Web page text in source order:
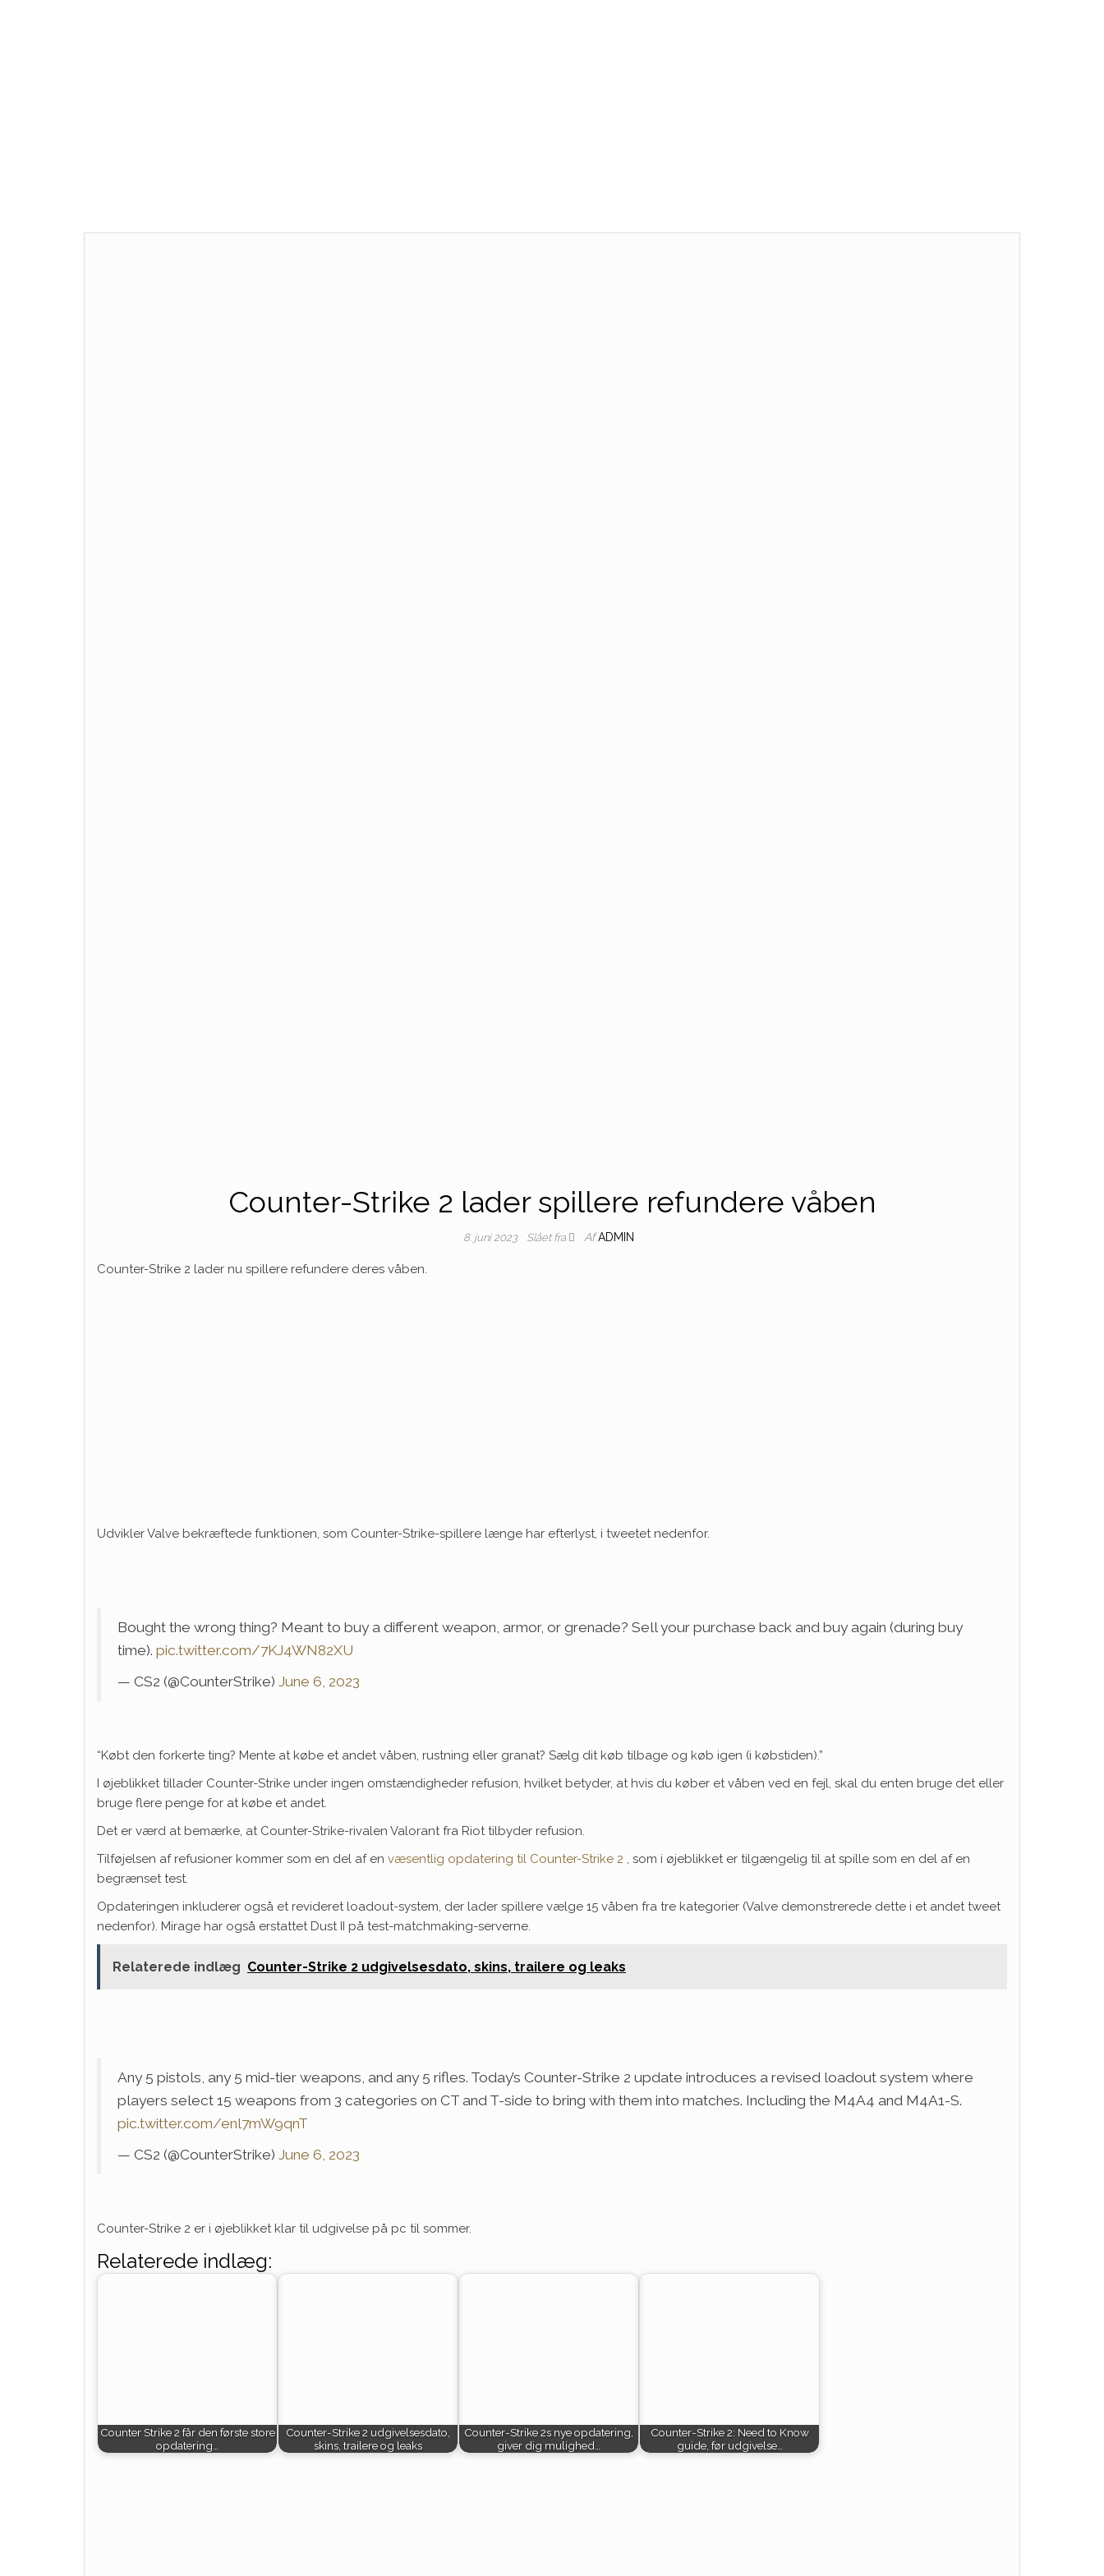
Counter-Strike 2 lader spillere refundere våben
8. juni 2023 Slået fra Af ADMIN
Counter-Strike 2 lader nu spillere refundere deres våben.
Udvikler Valve bekræftede funktionen, som Counter-Strike-spillere længe har efterlyst, i tweetet nedenfor.
Bought the wrong thing? Meant to buy a different weapon, armor, or grenade? Sell your purchase back and buy again (during buy
time). pic.twitter.com/7KJ4WN82XU
— CS2 (@CounterStrike) June 6, 2023
“Købt den forkerte ting? Mente at købe et andet våben, rustning eller granat? Sælg dit køb tilbage og køb igen (i købstiden).”
I øjeblikket tillader Counter-Strike under ingen omstændigheder refusion, hvilket betyder, at hvis du køber et våben ved en fejl, skal du enten bruge det eller
bruge flere penge for at købe et andet.
Det er værd at bemærke, at Counter-Strike-rivalen Valorant fra Riot tilbyder refusion.
Tilføjelsen af ​​refusioner kommer som en del af en væsentlig opdatering til Counter-Strike 2 , som i øjeblikket er tilgængelig til at spille som en del af en
begrænset test.
Opdateringen inkluderer også et revideret loadout-system, der lader spillere vælge 15 våben fra tre kategorier (Valve demonstrerede dette i et andet tweet
nedenfor). Mirage har også erstattet Dust II på test-matchmaking-serverne.
Relaterede indlæg Counter-Strike 2 udgivelsesdato, skins, trailere og leaks
Any 5 pistols, any 5 mid-tier weapons, and any 5 rifles. Today’s Counter-Strike 2 update introduces a revised loadout system where
players select 15 weapons from 3 categories on CT and T-side to bring with them into matches. Including the M4A4 and M4A1-S.
pic.twitter.com/enl7mW9qnT
— CS2 (@CounterStrike) June 6, 2023
Counter-Strike 2 er i øjeblikket klar til udgivelse på pc til sommer.
Relaterede indlæg:
Counter Strike 2 får den første store
opdatering…
Counter-Strike 2 udgivelsesdato,
skins, trailere og leaks
Counter-Strike 2s nye opdatering,
giver dig mulighed…
Counter-Strike 2: Need to Know
guide, før udgivelse…